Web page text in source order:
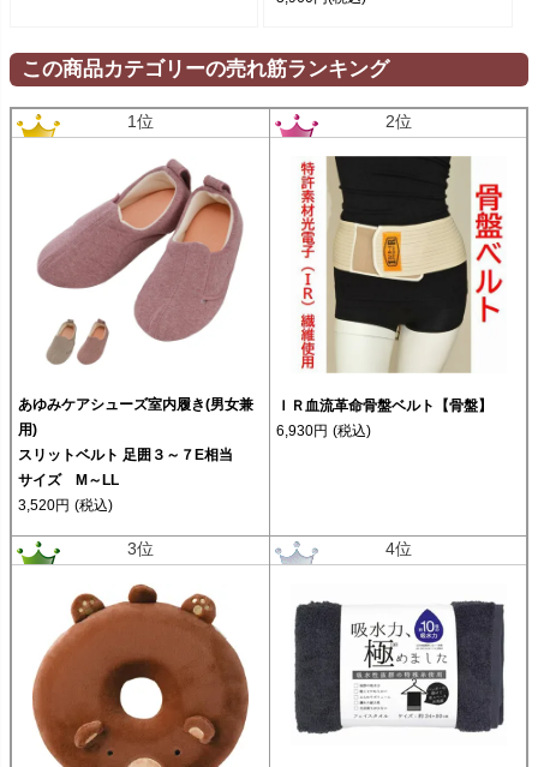
この商品カテゴリーの売れ筋ランキング
1位
あゆみケアシューズ室内履き(男女兼
用)
スリットベルト 足囲３～７E相当
サイズ M～LL
3,520円 (税込)
2位
ＩＲ血流革命骨盤ベルト【骨盤】
6,930円 (税込)
3位 4位